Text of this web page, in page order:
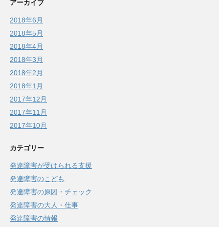
アーカイブ
2018年6月
2018年5月
2018年4月
2018年3月
2018年2月
2018年1月
2017年12月
2017年11月
2017年10月
カテゴリー
発達障害が受けられる支援
発達障害のこども
発達障害の原因・チェック
発達障害の大人・仕事
発達障害の情報